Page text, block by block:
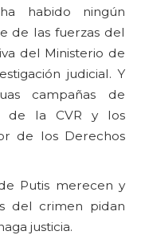
habido ningún
de las fuerzas del
del Ministerio de
judicial. Y
campañas de
de la CVR y los
de los Derechos
Putis merecen y
del crimen pidan
justicia.